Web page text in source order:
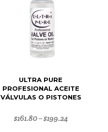
ULTRA PURE
PROFESIONAL ACEITE
VÁLVULAS O PISTONES
$161.80–$199.24